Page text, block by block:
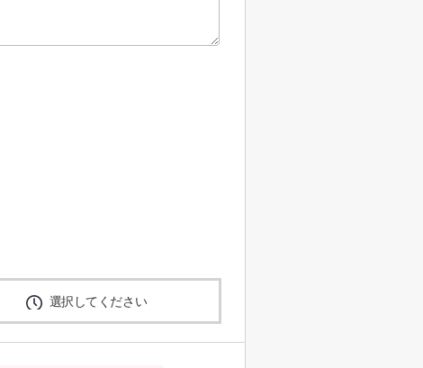
選択してください